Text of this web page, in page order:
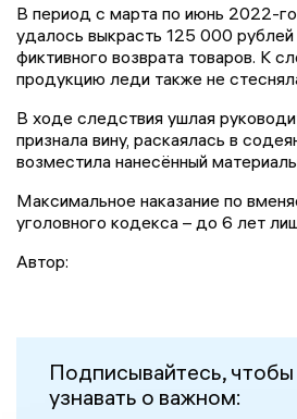
В период с марта по июнь 2022-
удалось выкрасть 125 000
фиктивного возврата товаров. К
продукцию леди также не
В ходе следствия ушлая
признала вину, раскаялась в
возместила нанесённый
Максимальное наказание по
уголовного кодекса – до 6 лет
Автор:
Подписывайтесь,
узнавать о важном: